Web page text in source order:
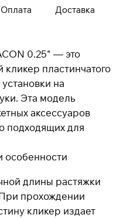
Оплата Доставка
0.25" — это
пластинчатого
на
Эта модель
аксессуаров
подходящих для
особенности
длины растяжки
прохождении
кликер издает
ПЛАЙТ
25
51